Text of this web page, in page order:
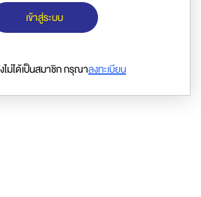
เข้าสู่ระบบ
ม่ได้เป็นสมาชิก กรุณาลงทะเบียน